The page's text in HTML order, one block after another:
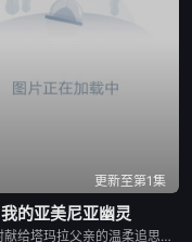
更新至第1集
我的亚美尼亚幽灵
这是一封献给塔玛拉父亲的温柔追思信，她的父亲曾是苏联亚美尼亚的电影演员。塔玛拉从小就在电视上目睹了他的风采，而她自己后来也成为了一名电影制作人。影片带领观众进行了一场迷人的梦游，穿越亚美尼亚电影历史的景观。